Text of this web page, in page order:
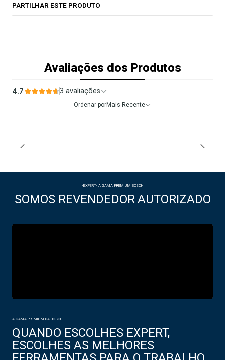
PARTILHAR ESTE PRODUTO
Avaliações dos Produtos
4.7 3 avaliações
Ordenar porMais Recente
-EXPERT- A GAMA PREMIUM BOSCH
SOMOS REVENDEDOR AUTORIZADO
A GAMA PREMIUM DA BOSCH
QUANDO ESCOLHES EXPERT,
ESCOLHES AS MELHORES